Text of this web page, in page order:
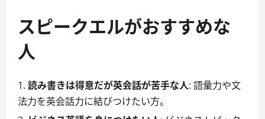
スピークエルがおすすめな
人
読み書きは得意だが英会話が苦手な人: 語彙力や文
法力を英会話力に結びつけたい方。